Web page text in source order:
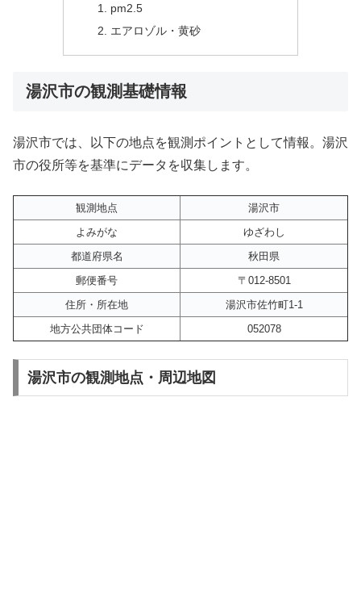
pm2.5
エアロゾル・黄砂
湯沢市の観測基礎情報
湯沢市では、以下の地点を観測ポイントとして情報。湯沢
市の役所等を基準にデータを収集します。
観測地点
湯沢市
よみがな
ゆざわし
都道府県名
秋田県
郵便番号
〒012-8501
住所・所在地
湯沢市佐竹町1-1
地方公共団体コード
052078
湯沢市の観測地点・周辺地図